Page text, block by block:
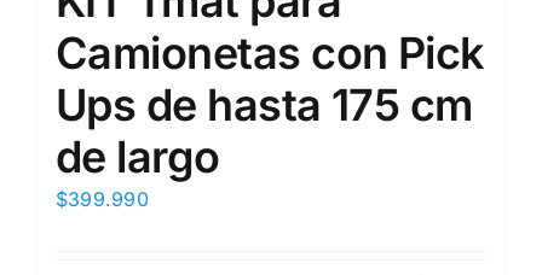
Camionetas con Pick
Ups de hasta 175 cm
de largo
$399.990